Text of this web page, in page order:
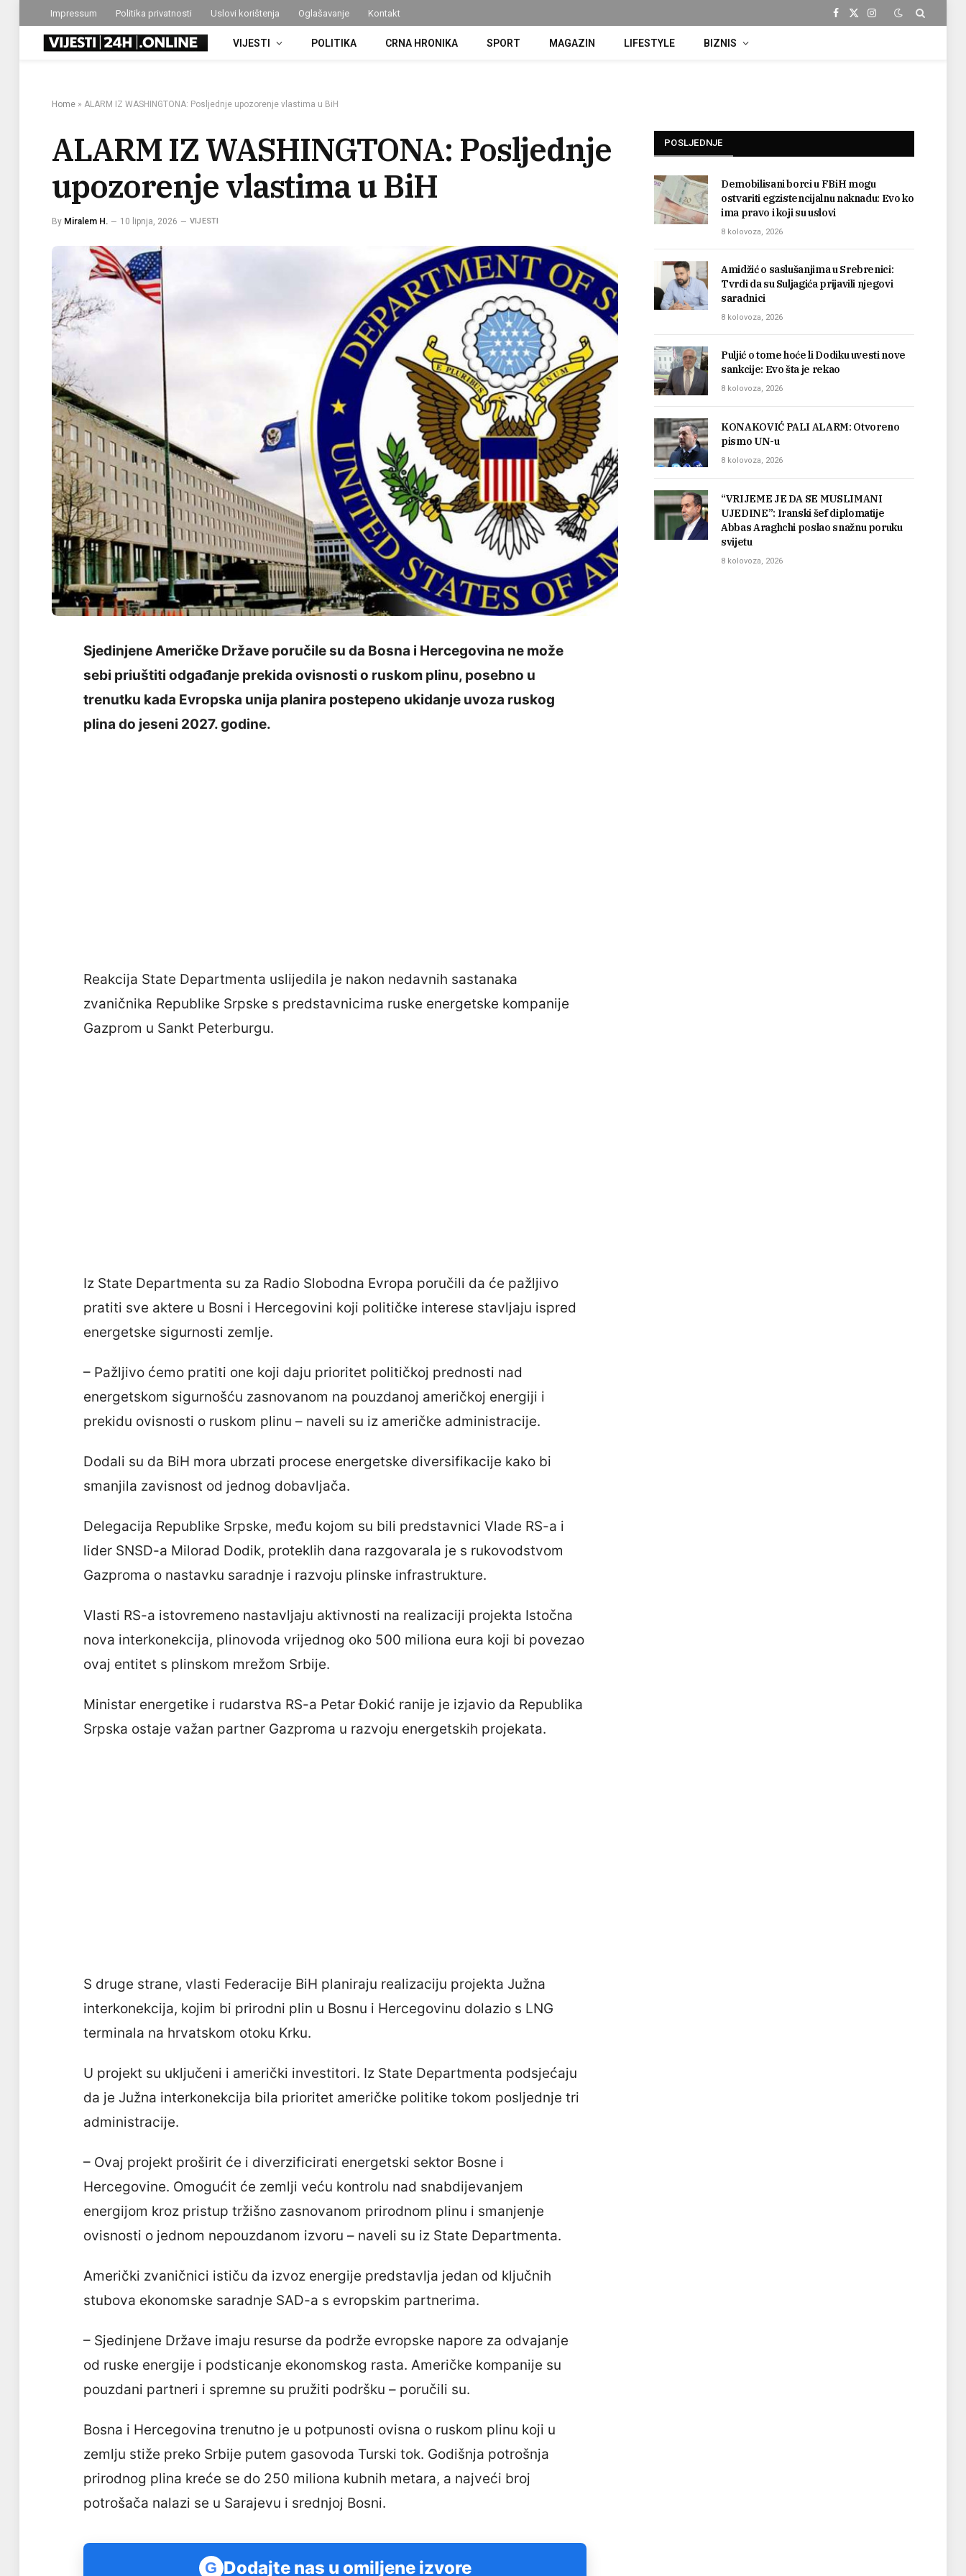
Impressum Politika privatnosti Uslovi korištenja Oglašavanje Kontakt
Facebook
X
Instagram
VIJESTI POLITIKA CRNA HRONIKA SPORT MAGAZIN LIFESTYLE BIZNIS
Home » ALARM IZ WASHINGTONA: Posljednje upozorenje vlastima u BiH
ALARM IZ WASHINGTONA: Posljednje
upozorenje vlastima u BiH
By Miralem H. 10 lipnja, 2026 VIJESTI
Sjedinjene Američke Države poručile su da Bosna i Hercegovina ne može
sebi priuštiti odgađanje prekida ovisnosti o ruskom plinu, posebno u
trenutku kada Evropska unija planira postepeno ukidanje uvoza ruskog
plina do jeseni 2027. godine.
Reakcija State Departmenta uslijedila je nakon nedavnih sastanaka
zvaničnika Republike Srpske s predstavnicima ruske energetske kompanije
Gazprom u Sankt Peterburgu.
Iz State Departmenta su za Radio Slobodna Evropa poručili da će pažljivo
pratiti sve aktere u Bosni i Hercegovini koji političke interese stavljaju ispred
energetske sigurnosti zemlje.
– Pažljivo ćemo pratiti one koji daju prioritet političkoj prednosti nad
energetskom sigurnošću zasnovanom na pouzdanoj američkoj energiji i
prekidu ovisnosti o ruskom plinu – naveli su iz američke administracije.
Dodali su da BiH mora ubrzati procese energetske diversifikacije kako bi
smanjila zavisnost od jednog dobavljača.
Delegacija Republike Srpske, među kojom su bili predstavnici Vlade RS-a i
lider SNSD-a Milorad Dodik, proteklih dana razgovarala je s rukovodstvom
Gazproma o nastavku saradnje i razvoju plinske infrastrukture.
Vlasti RS-a istovremeno nastavljaju aktivnosti na realizaciji projekta Istočna
nova interkonekcija, plinovoda vrijednog oko 500 miliona eura koji bi povezao
ovaj entitet s plinskom mrežom Srbije.
Ministar energetike i rudarstva RS-a Petar Đokić ranije je izjavio da Republika
Srpska ostaje važan partner Gazproma u razvoju energetskih projekata.
S druge strane, vlasti Federacije BiH planiraju realizaciju projekta Južna
interkonekcija, kojim bi prirodni plin u Bosnu i Hercegovinu dolazio s LNG
terminala na hrvatskom otoku Krku.
U projekt su uključeni i američki investitori. Iz State Departmenta podsjećaju
da je Južna interkonekcija bila prioritet američke politike tokom posljednje tri
administracije.
– Ovaj projekt proširit će i diverzificirati energetski sektor Bosne i
Hercegovine. Omogućit će zemlji veću kontrolu nad snabdijevanjem
energijom kroz pristup tržišno zasnovanom prirodnom plinu i smanjenje
ovisnosti o jednom nepouzdanom izvoru – naveli su iz State Departmenta.
Američki zvaničnici ističu da izvoz energije predstavlja jedan od ključnih
stubova ekonomske saradnje SAD-a s evropskim partnerima.
– Sjedinjene Države imaju resurse da podrže evropske napore za odvajanje
od ruske energije i podsticanje ekonomskog rasta. Američke kompanije su
pouzdani partneri i spremne su pružiti podršku – poručili su.
Bosna i Hercegovina trenutno je u potpunosti ovisna o ruskom plinu koji u
zemlju stiže preko Srbije putem gasovoda Turski tok. Godišnja potrošnja
prirodnog plina kreće se do 250 miliona kubnih metara, a najveći broj
potrošača nalazi se u Sarajevu i srednjoj Bosni.
G Dodajte nas u omiljene izvore
POSLJEDNJE
Demobilisani borci u FBiH mogu
ostvariti egzistencijalnu naknadu: Evo ko
ima pravo i koji su uslovi
8 kolovoza, 2026
Amidžić o saslušanjima u Srebrenici:
Tvrdi da su Suljagića prijavili njegovi
saradnici
8 kolovoza, 2026
Puljić o tome hoće li Dodiku uvesti nove
sankcije: Evo šta je rekao
8 kolovoza, 2026
KONAKOVIĆ PALI ALARM: Otvoreno
pismo UN-u
8 kolovoza, 2026
“VRIJEME JE DA SE MUSLIMANI
UJEDINE”: Iranski šef diplomatije
Abbas Araghchi poslao snažnu poruku
svijetu
8 kolovoza, 2026